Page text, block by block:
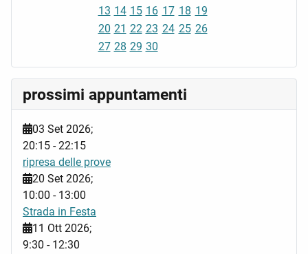
13 14 15 16 17 18 19
20 21 22 23 24 25 26
27 28 29 30
prossimi appuntamenti
03 Set 2026;
20:15 -22:15
ripresa delle prove
20 Set 2026;
10:00 - 13:00
Strada in Festa
11 Ott 2026;
9:30 - 12:30